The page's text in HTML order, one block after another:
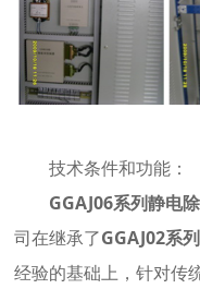
技术条件和功能：
GGAJ06系列静电
司在继承了GGAJ02系
经验的基础上，针对传